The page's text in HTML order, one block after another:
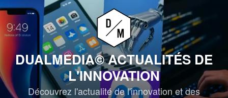
Aller
au
contenu
DUALMEDIA© ACTUALITÉS DE
L'INNOVATION
Découvrez l'actualité de l'innovation et des